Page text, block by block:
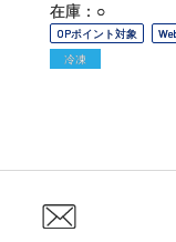
在庫：○
OPポイント対象
冷凍